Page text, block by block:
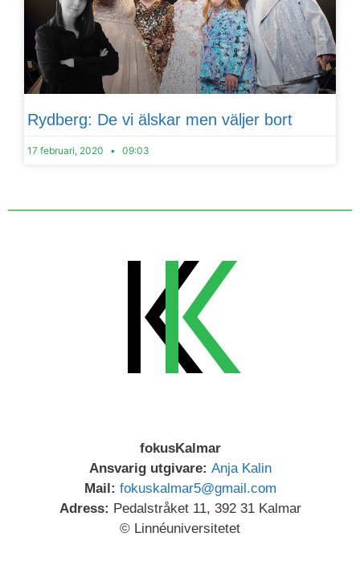
Rydberg: De vi älskar men väljer bort
17 februari, 2020 09:03
fokusKalmar
Ansvarig utgivare: Anja Kalin
Mail: fokuskalmar5@gmail.com
Adress: Pedalstråket 11, 392 31 Kalmar
© Linnéuniversitetet